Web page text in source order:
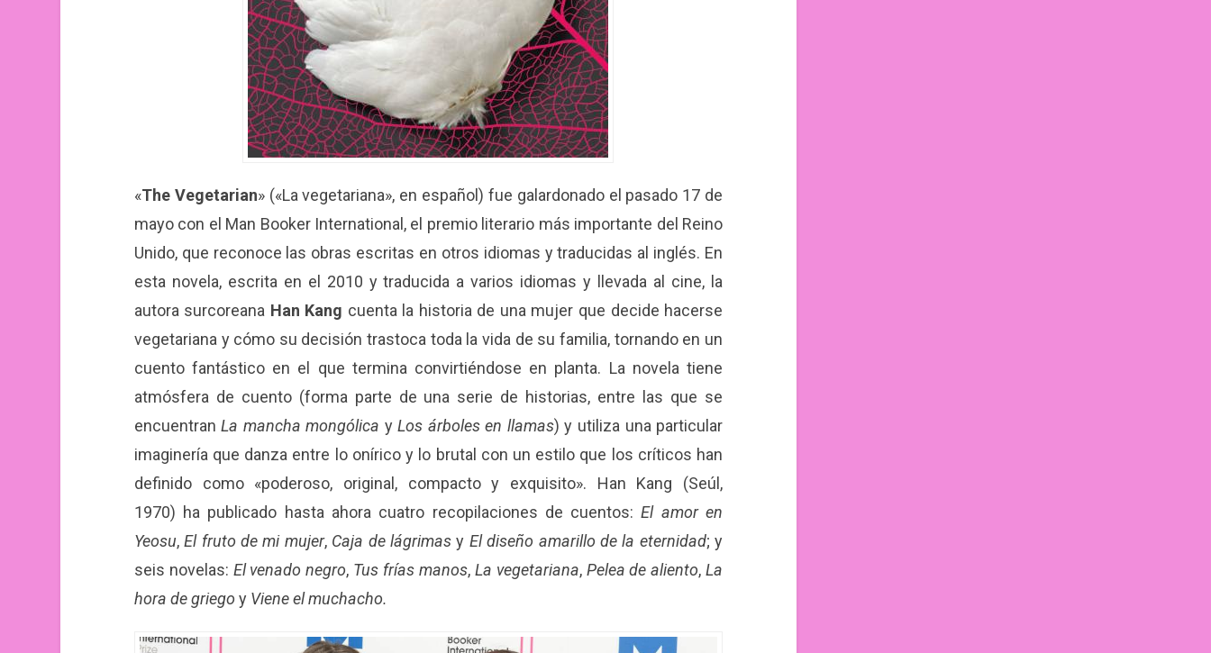
«The Vegetarian» («La vegetariana», en español) fue galardonado el pasado 17 de
mayo con el Man Booker International, el premio literario más importante del Reino
Unido, que reconoce las obras escritas en otros idiomas y traducidas al inglés. En
esta novela, escrita en el 2010 y traducida a varios idiomas y llevada al cine, la
autora surcoreana Han Kang cuenta la historia de una mujer que decide hacerse
vegetariana y cómo su decisión trastoca toda la vida de su familia, tornando en un
cuento fantástico en el que termina convirtiéndose en planta. La novela tiene
atmósfera de cuento (forma parte de una serie de historias, entre las que se
encuentranLa mancha mongólica yLos árboles en llamas) y utiliza una particular
imaginería que danza entre lo onírico y lo brutal con un estilo que los críticos han
definido como «poderoso, original, compacto y exquisito». Han Kang (Seúl,
1970) ha publicado hasta ahora cuatro recopilaciones de cuentos:El amor en
Yeosu,El fruto de mi mujer, Caja de lágrimasy El diseño amarillo de la eternidad; y
seis novelas: El venado negro, Tus frías manos, La vegetariana, Pelea de aliento,La
hora de griego y Viene el muchacho.